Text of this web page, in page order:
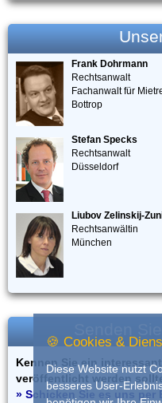
Frank Dohrmann
Rechtsanwalt
Fachanwalt für
Bottrop
Stefan Specks
Rechtsanwalt
Düsseldorf
Liubov Zelinskij-
Rechtsanwältin
München
Kennen Sie ein
veröffentlicht werden
» Schicken Sie es uns per
🍪 Cookies &
Diese Website nutzt
besseres User-